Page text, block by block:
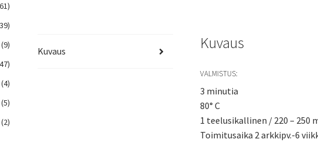
Kuvaus Kuvaus
VALMISTUS:
3 minutia
80° C
1 teelusikallinen / 220 – 250
Toimitusaika 2 arkkipv.-6
(9)
(4)
(5)
(2)